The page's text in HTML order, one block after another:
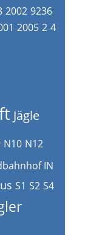
2002 9236
2005 2 4
Jägle
N10 N12
IN
S1 S2 S4